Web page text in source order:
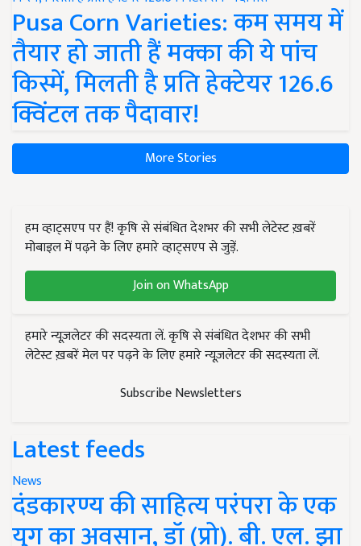
Pusa Corn Varieties: कम समय में
तैयार हो जाती हैं मक्का की ये पांच
किस्में, मिलती है प्रति हेक्टेयर 126.6
क्विंटल तक पैदावार!
More Stories
हम व्हाट्सएप पर हैं! कृषि से संबंधित देशभर की सभी लेटेस्ट ख़बरें
मोबाइल में पढ़ने के लिए हमारे व्हाट्सएप से जुड़ें.
Join on WhatsApp
हमारे न्यूज़लेटर की सदस्यता लें. कृषि से संबंधित देशभर की सभी
लेटेस्ट ख़बरें मेल पर पढ़ने के लिए हमारे न्यूज़लेटर की सदस्यता लें.
Subscribe Newsletters
Latest feeds
News
दंडकारण्य की साहित्य परंपरा के एक
युग का अवसान, डॉ (प्रो). बी. एल. झा